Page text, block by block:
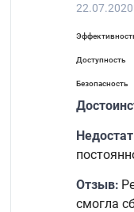
Доступность
Безопасность
Отзыв:
смогла